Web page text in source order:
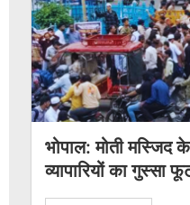
भोपाल: मोती
व्यापारियों का गुस्सा